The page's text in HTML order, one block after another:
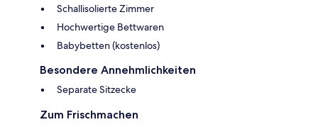
Schallisolierte Zimmer
Hochwertige Bettwaren
Babybetten (kostenlos)
Besondere Annehmlichkeiten
Separate Sitzecke
Zum Frischmachen